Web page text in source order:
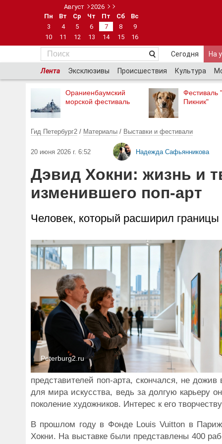
Август
2026
Пн
Вт Ср Чт Пт Сб
Вс
3
4 5 6 7 8
9
10
11 12 13 14 15 16
Сегодня На
Лента Эксклюзивы Происшествия Культура
Ораниенбаумский
морской фестиваль
Фестиваль
Пикник"
Гид Петербург2 / Материалы / Выставки и фестивали
20 июня 2026 г. 6:52 Надежда Сафьянникова
Дэвид Хокни: жизнь и
изменившего поп-арт
Человек, который расширил
Peterburg2.ru
представителей поп-арта, скончался, не
для мира искусства, ведь за долгую карьеру
поколение художников. Интерес к его
В прошлом году в Фонде Louis Vuitton в
Хокни. На выставке были представлены 400